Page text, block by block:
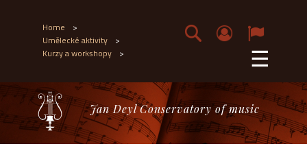
Home >
Umělecké aktivity >
Kurzy a workshopy > ☰
Jan Deyl Conservatory of music